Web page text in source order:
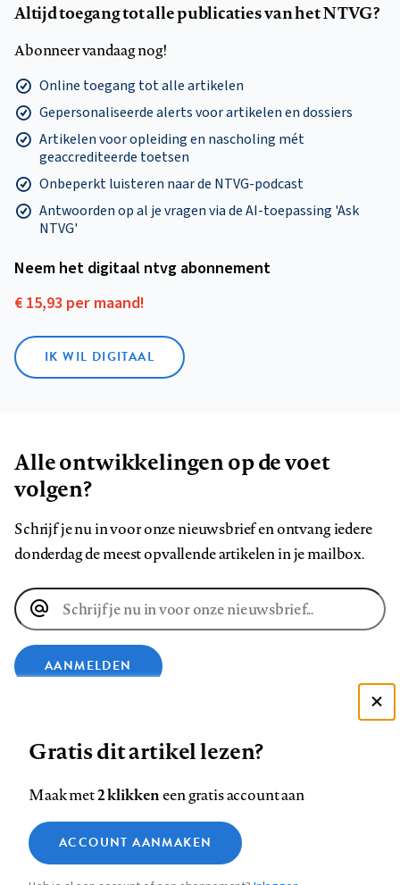
Altijd toegang tot alle publicaties van het NTVG?
Abonneer vandaag nog!
Online toegang tot alle artikelen
Gepersonaliseerde alerts voor artikelen en dossiers
Artikelen voor opleiding en nascholing mét
geaccrediteerde toetsen
Onbeperkt luisteren naar de NTVG-podcast
Antwoorden op al je vragen via de AI-toepassing 'Ask
NTVG'
Neem het digitaal ntvg abonnement
€ 15,93 per maand!
IK WIL DIGITAAL
Alle ontwikkelingen op de voet
volgen?
Schrijf je nu in voor onze nieuwsbrief en ontvang iedere
donderdag de meest opvallende artikelen in je mailbox.
E-
mailadres
AANMELDEN
op
Facebook
op
LinkedIn
op
Bluesky
ons
op
InstagramYouTube
Footer
Contact Colofon Disclaimer Privacy
Medische vragen verdienen
betrouwbare antwoorden
Zie onze cookie policy
Analytische cookies
Gratis dit artikel lezen?
Maak met2 klikkeneen gratis account aan
ACCOUNT AANMAKEN